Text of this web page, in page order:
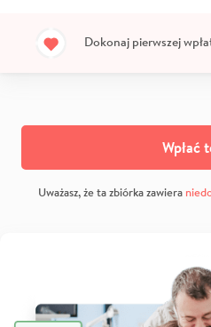
Dokonaj pierwszej
Wpłać
Uważasz, że ta zbiórka zawiera